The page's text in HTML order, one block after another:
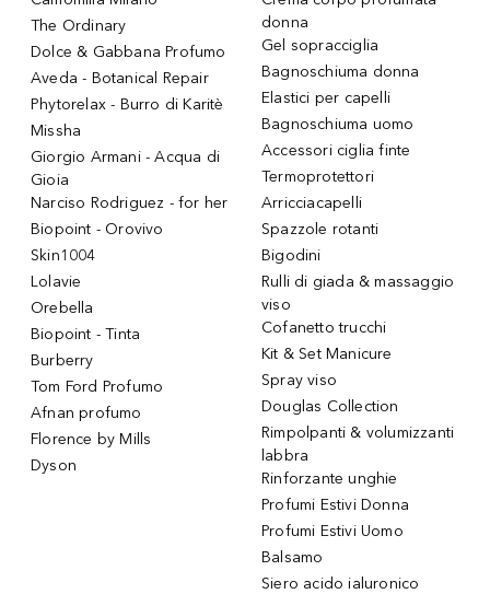
The Ordinary
Dolce & Gabbana Profumo
Aveda - Botanical Repair
Phytorelax - Burro di Karitè
Missha
Giorgio Armani - Acqua di
Gioia
Narciso Rodriguez - for her
Biopoint - Orovivo
Skin1004
Lolavie
Orebella
Biopoint - Tinta
Burberry
Tom Ford Profumo
Afnan profumo
Florence by Mills
Dyson
donna
Gel sopracciglia
Bagnoschiuma donna
Elastici per capelli
Bagnoschiuma uomo
Accessori ciglia finte
Termoprotettori
Arricciacapelli
Spazzole rotanti
Bigodini
Rulli di giada & massaggio
viso
Cofanetto trucchi
Kit & Set Manicure
Spray viso
Douglas Collection
Rimpolpanti & volumizzanti
labbra
Rinforzante unghie
Profumi Estivi Donna
Profumi Estivi Uomo
Balsamo
Siero acido ialuronico